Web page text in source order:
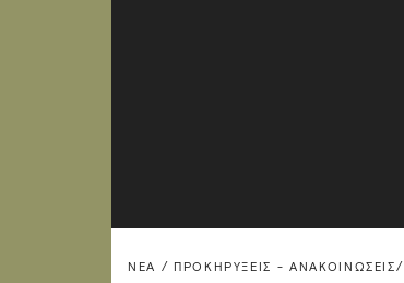
ΝΈΑ / ΠΡΟΚΗΡΎΞΕΙΣ - ΑΝΑΚΟΙΝΏΣΕΙΣ/